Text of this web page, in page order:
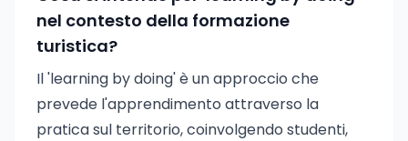
nel contesto della formazione
turistica?
Il 'learning by doing' è un approccio che
prevede l'apprendimento attraverso la
pratica sul territorio, coinvolgendo studenti,